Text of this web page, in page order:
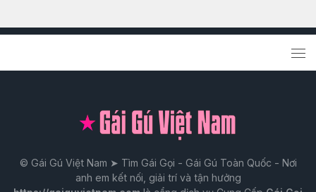
© Gái Gú Việt Nam ➤ Tìm Gái Gọi - Gái Gú Toàn Quốc - Nơi
anh em kết nối, giải trí và tận hưởng